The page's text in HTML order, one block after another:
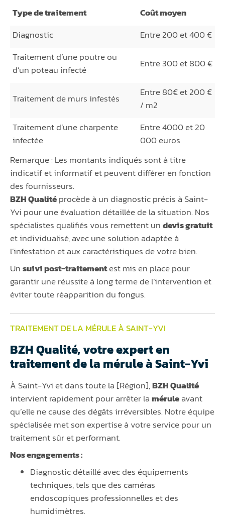
Type de traitement
Coût moyen
Diagnostic
Entre 200 et 400 €
Traitement d’une poutre ou
d’un poteau infecté
Entre 300 et 800 €
Traitement de murs infestés
Entre 80€ et 200 €
/ m2
Traitement d’une charpente
infectée
Entre 4000 et 20
000 euros
Remarque : Les montants indiqués sont à titre
indicatif et informatif et peuvent différer en fonction
des fournisseurs.
BZH Qualitéprocède à un diagnostic précis à Saint-
Yvi pour une évaluation détaillée de la situation. Nos
spécialistes qualifiés vous remettent undevis gratuit
et individualisé, avec une solution adaptée à
l’infestation et aux caractéristiques de votre bien.
Unsuivi post-traitementest mis en place pour
garantir une réussite à long terme de l’intervention et
éviter toute réapparition du fongus.
TRAITEMENT DE LA MÉRULE À SAINT-YVI
BZH Qualité, votre expert en
traitement de la mérule à Saint-Yvi
À Saint-Yvi et dans toute la [Région],BZH Qualité
intervient rapidement pour arrêter laméruleavant
qu’elle ne cause des dégâts irréversibles. Notre équipe
spécialisée met son expertise à votre service pour un
traitement sûr et performant.
Nos engagements :
Diagnostic détaillé avec des équipements
techniques, tels que des caméras
endoscopiques professionnelles et des
humidimètres.